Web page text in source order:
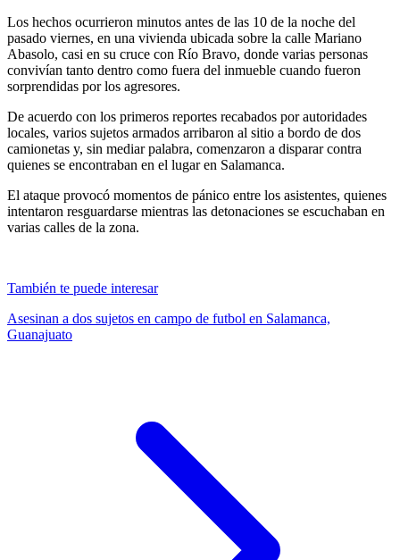
Los hechos ocurrieron minutos antes de las 10 de la noche del
pasado viernes, en una vivienda ubicada sobre la calle Mariano
Abasolo, casi en su cruce con Río Bravo, donde varias personas
convivían tanto dentro como fuera del inmueble cuando fueron
sorprendidas por los agresores.
De acuerdo con los primeros reportes recabados por autoridades
locales, varios sujetos armados arribaron al sitio a bordo de dos
camionetas y, sin mediar palabra, comenzaron a disparar contra
quienes se encontraban en el lugar en Salamanca.
El ataque provocó momentos de pánico entre los asistentes, quienes
intentaron resguardarse mientras las detonaciones se escuchaban en
varias calles de la zona.
También te puede interesar
Asesinan a dos sujetos en campo de futbol en Salamanca,
Guanajuato